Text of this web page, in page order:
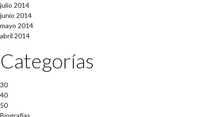
julio 2014
junio 2014
mayo 2014
abril 2014
Categorías
30
40
50